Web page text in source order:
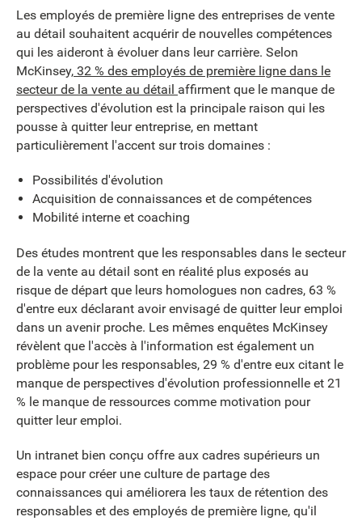
Les employés de première ligne des entreprises de vente
au détail souhaitent acquérir de nouvelles compétences
qui les aideront à évoluer dans leur carrière. Selon
McKinsey, 32 % des employés de première ligne dans le
secteur de la vente au détail affirment que le manque de
perspectives d'évolution est la principale raison qui les
pousse à quitter leur entreprise, en mettant
particulièrement l'accent sur trois domaines :
Possibilités d'évolution
Acquisition de connaissances et de compétences
Mobilité interne et coaching
Des études montrent que les responsables dans le secteur
de la vente au détail sont en réalité plus exposés au
risque de départ que leurs homologues non cadres, 63 %
d'entre eux déclarant avoir envisagé de quitter leur emploi
dans un avenir proche. Les mêmes enquêtes McKinsey
révèlent que l'accès à l'information est également un
problème pour les responsables, 29 % d'entre eux citant le
manque de perspectives d'évolution professionnelle et 21
% le manque de ressources comme motivation pour
quitter leur emploi.
Un intranet bien conçu offre aux cadres supérieurs un
espace pour créer une culture de partage des
connaissances qui améliorera les taux de rétention des
responsables et des employés de première ligne, qu'il